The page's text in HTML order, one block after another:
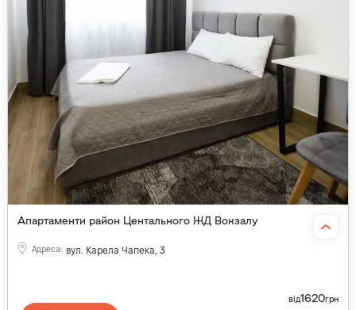
Апартаменти район Центального ЖД Вокзалу
Адреса: вул. Карела Чапека, 3
від1620грн